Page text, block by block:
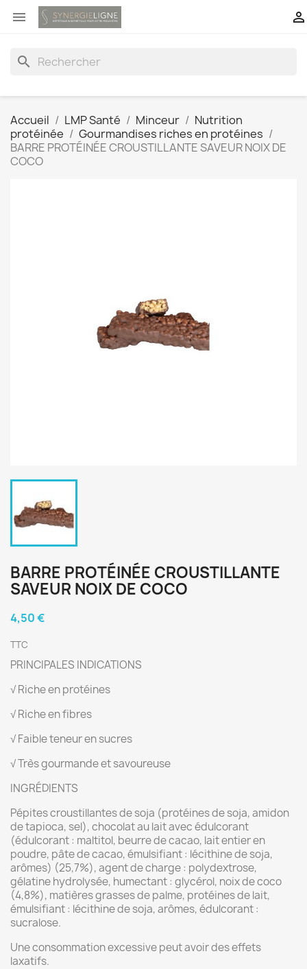
 
search
Accueil LMP Santé Minceur
Nutrition
protéinée
Gourmandises riches en protéines
BARRE PROTÉINÉE CROUSTILLANTE SAVEUR NOIX DE
COCO
BARRE PROTÉINÉE CROUSTILLANTE
SAVEUR NOIX DE COCO
4,50 €
TTC
PRINCIPALES INDICATIONS
√ Riche en protéines
√ Riche en fibres
√ Faible teneur en sucres
√ Très gourmande et savoureuse
INGRÉDIENTS
Pépites croustillantes de soja (protéines de soja, amidon
de tapioca, sel), chocolat au lait avec édulcorant
(édulcorant : maltitol, beurre de cacao, lait entier en
poudre, pâte de cacao, émulsifiant : lécithine de soja,
arômes) (25,7%), agent de charge : polydextrose,
gélatine hydrolysée, humectant : glycérol, noix de coco
(4,8%), matières grasses de palme, protéines de lait,
émulsifiant : lécithine de soja, arômes, édulcorant :
sucralose.
Une consommation excessive peut avoir des effets
laxatifs.